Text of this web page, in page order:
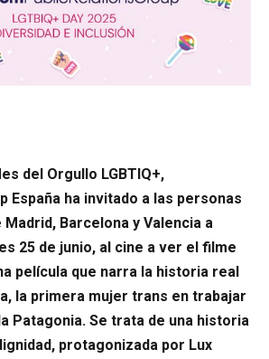
del Orgullo LGBTIQ+,
España ha invitado a las personas
Barcelona y Valencia a
25 de junio, al cine a ver el filme
película que narra la historia real
la primera mujer trans en trabajar
Patagonia. Se trata de una historia
protagonizada por Lux